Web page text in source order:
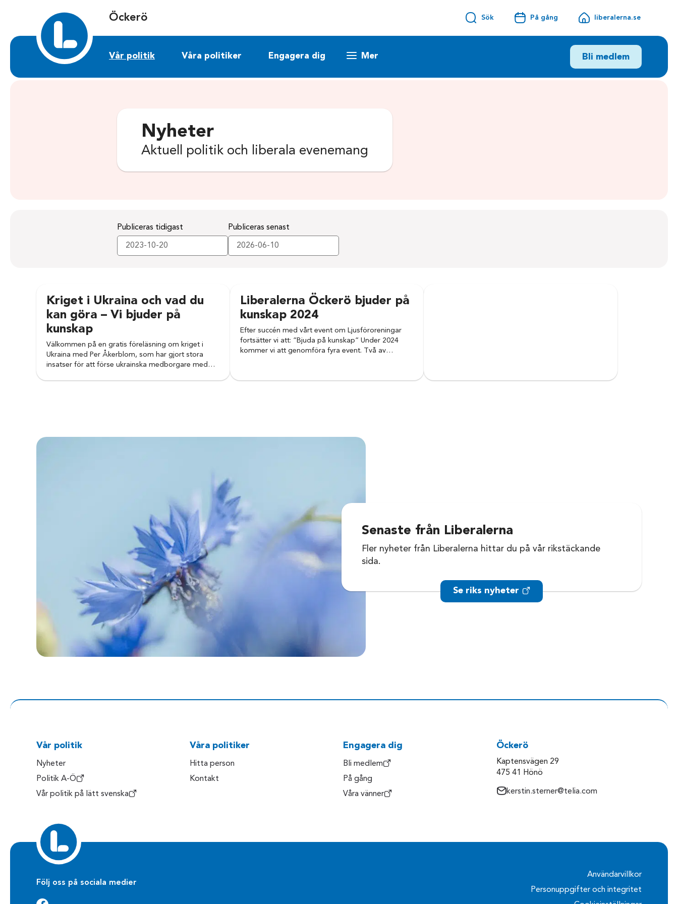
Öckerö Sök På gång liberalerna.se
Vår politik Våra politiker Engagera dig Mer Bli medlem
Nyheter
Aktuell politik och liberala evenemang
Publiceras tidigast Publiceras senast
Kriget i Ukraina och vad du
kan göra – Vi bjuder på
kunskap
Välkommen på en gratis föreläsning om kriget i
Ukraina med Per Åkerblom, som har gjort stora
insatser för att förse ukrainska medborgare med…
Liberalerna Öckerö bjuder på
kunskap 2024
Efter succén med vårt event om Ljusföroreningar
fortsätter vi att: ”Bjuda på kunskap” Under 2024
kommer vi att genomföra fyra event. Två av…
Senaste från Liberalerna
Fler nyheter från Liberalerna hittar du på vår rikstäckande
sida.
Se riks nyheter
Vår politik
Nyheter
Politik A-Ö
Vår politik på lätt svenska
Våra politiker
Hitta person
Kontakt
Engagera dig
Bli medlem
På gång
Våra vänner
Öckerö
Kaptensvägen 29
475 41 Hönö
kerstin.sterner@telia.com
Följ oss på sociala medier
Användarvillkor
Personuppgifter och integritet